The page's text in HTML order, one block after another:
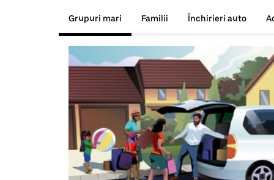
Grupuri mari Familii Închirieri auto